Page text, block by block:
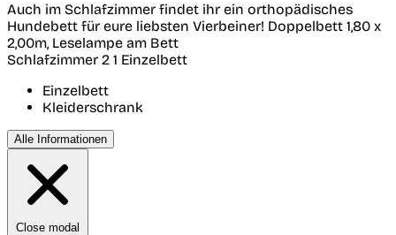
Auch im Schlafzimmer findet ihr ein orthopädisches
Hundebett für eure liebsten Vierbeiner! Doppelbett 1,80 x
2,00m, Leselampe am Bett
Schlafzimmer 2 1 Einzelbett
Einzelbett
Kleiderschrank
Alle Informationen
Close modal